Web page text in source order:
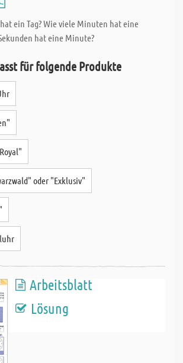
ein Tag? Wie viele Minuten hat eine
hat eine Minute?
für folgende Produkte
oder "Exklusiv"
Arbeitsblatt
Lösung